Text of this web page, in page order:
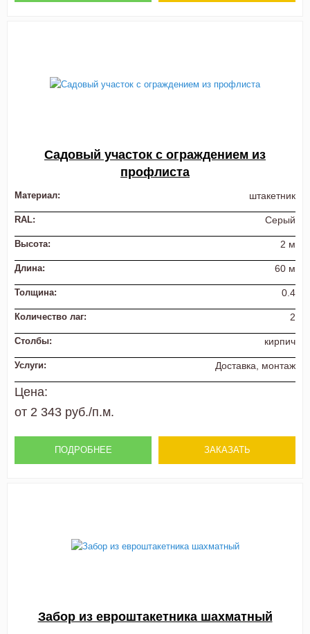
Садовый участок с ограждением из
профлиста
Материал: штакетник
RAL: Серый
Высота: 2 м
Длина: 60 м
Толщина: 0.4
Количество лаг: 2
Столбы: кирпич
Услуги: Доставка, монтаж
Цена:
от 2 343 руб./п.м.
ПОДРОБНЕЕ ЗАКАЗАТЬ
Забор из евроштакетника шахматный